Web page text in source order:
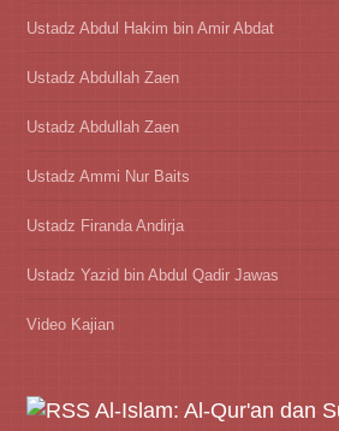
Ustadz Abdul Hakim bin Amir Abdat
Ustadz Abdullah Zaen
Ustadz Abdullah Zaen
Ustadz Ammi Nur Baits
Ustadz Firanda Andirja
Ustadz Yazid bin Abdul Qadir Jawas
Video Kajian
Al-Islam: Al-Qur'an dan